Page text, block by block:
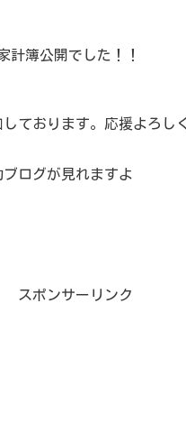
計簿公開でした！！
ております。応援よろし
ログが見れますよ
スポンサーリンク